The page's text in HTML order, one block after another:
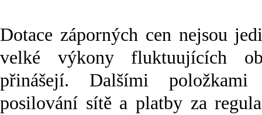
Dotace záporných cen nejsou
velké výkony fluktuujících
přinášejí. Dalšími
posilování sítě a platby za